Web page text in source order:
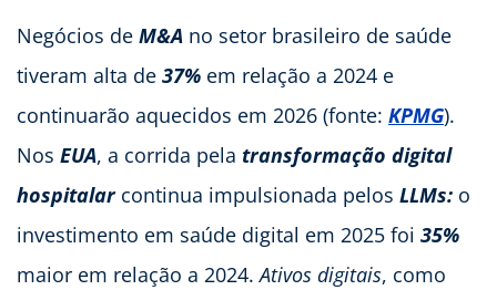
Negócios de M&A no setor brasileiro de saúde
tiveram alta de 37% em relação a 2024 e
continuarão aquecidos em 2026 (fonte: KPMG).
Nos EUA, a corrida pela transformação digital
hospitalarcontinua impulsionada pelos LLMs: o
investimento em saúde digital em 2025 foi 35%
maior em relação a 2024.Ativos digitais, como